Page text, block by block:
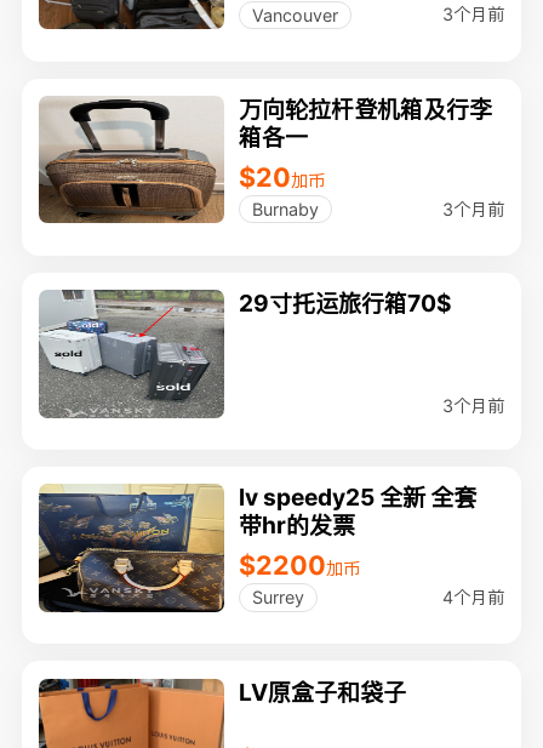
Vancouver
3个月前
万向轮拉杆登机箱及行李
箱各一
$20加币
Burnaby
3个月前
29寸托运旅行箱70$
3个月前
lv speedy25 全新 全套
带hr的发票
$2200加币
Surrey
4个月前
LV原盒子和袋子